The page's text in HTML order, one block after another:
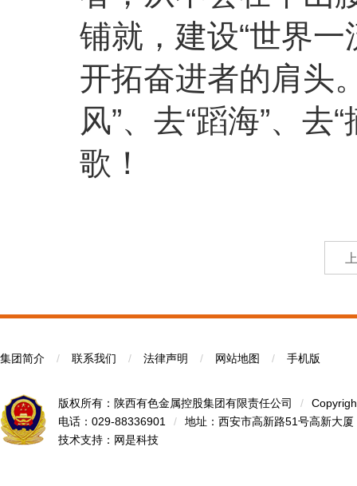
铺就，建设“世界
开拓奋进者的肩头
风”、去“蹈海”、去
歌！
集团简介 / 联系我们 / 法律声明 / 网站地图 / 手机版
版权所有：陕西有色金属控股集团有限责任公司 /
电话：029-88336901
/
地址：西安市高新路51号高新大厦
技术支持： 网是科技